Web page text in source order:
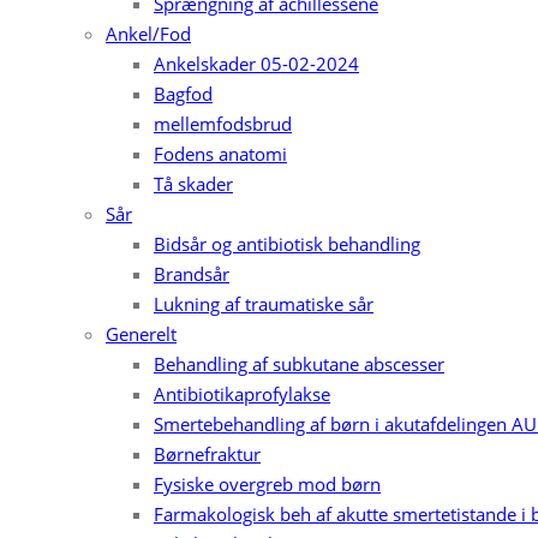
Ankel/Fod
Ankelskader 05-02-2024
Bagfod
mellemfodsbrud
Fodens anatomi
Tå skader
Sår
Bidsår og antibiotisk behandling
Brandsår
Lukning af traumatiske sår
Generelt
Behandling af subkutane abscesser
Antibiotikaprofylakse
Smertebehandling af børn i akutafdelingen
Børnefraktur
Fysiske overgreb mod børn
Farmakologisk beh af akutte smertetistande i